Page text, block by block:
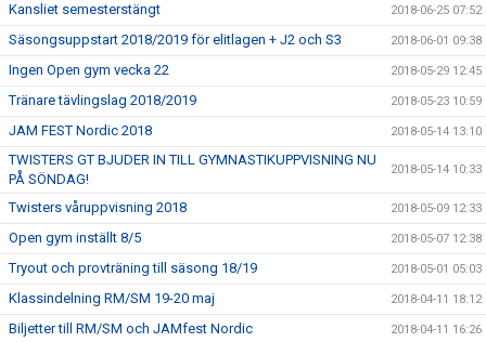
Kansliet semesterstängt 2018-06-25 07:52
Säsongsuppstart 2018/2019 för elitlagen + J2 och S3 2018-06-01 09:38
Ingen Open gym vecka 22 2018-05-29 12:45
Tränare tävlingslag 2018/2019 2018-05-23 10:59
JAM FEST Nordic 2018 2018-05-14 13:10
TWISTERS GT BJUDER IN TILL GYMNASTIKUPPVISNING NU
PÅ SÖNDAG!
2018-05-14 10:33
Twisters våruppvisning 2018 2018-05-09 12:33
Open gym inställt 8/5 2018-05-07 12:38
Tryout och provträning till säsong 18/19 2018-05-01 05:03
Klassindelning RM/SM 19-20 maj 2018-04-11 18:12
Biljetter till RM/SM och JAMfest Nordic 2018-04-11 16:26